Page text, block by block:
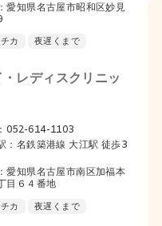
愛知県名古屋市昭和区妙見
カ 夜遅くまで
・レディスクリニッ
052-614-1103
：名鉄築港線 大江駅 徒歩3
愛知県名古屋市南区加福本
目６４番地
カ 夜遅くまで